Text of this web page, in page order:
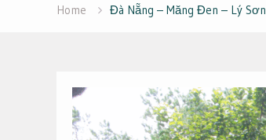
Home Đà Nẵng – Măng Đen – Lý Sơn